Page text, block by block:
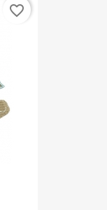
favorite_border